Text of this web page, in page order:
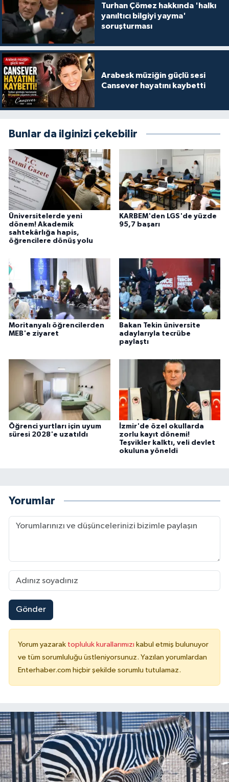
Turhan Çömez hakkında 'halkı
yanıltıcı bilgiyi yayma'
soruşturması
Arabesk müziğin güçlü sesi
Cansever hayatını kaybetti
Bunlar da ilginizi çekebilir
Üniversitelerde yeni
dönem! Akademik
sahtekârlığa hapis,
öğrencilere dönüş yolu
KARBEM'den LGS'de yüzde
95,7 başarı
Moritanyalı öğrencilerden
MEB'e ziyaret
Bakan Tekin üniversite
adaylarıyla tecrübe
paylaştı
Öğrenci yurtları için uyum
süresi 2028'e uzatıldı
İzmir'de özel okullarda
zorlu kayıt dönemi!
Teşvikler kalktı, veli devlet
okuluna yöneldi
Yorumlar
Gönder
Yorum yazarak topluluk kurallarımızı kabul etmiş bulunuyor
ve tüm sorumluluğu üstleniyorsunuz. Yazılan yorumlardan
Enterhaber.com hiçbir şekilde sorumlu tutulamaz.